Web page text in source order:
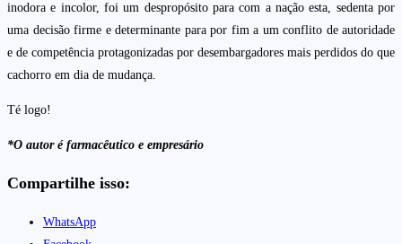
inodora e incolor, foi um despropósito para com a nação esta, sedenta por
uma decisão firme e determinante para por fim a um conflito de autoridade
e de competência protagonizadas por desembargadores mais perdidos do que
cachorro em dia de mudança.
Té logo!
*O autor é farmacêutico e empresário
Compartilhe isso:
WhatsApp